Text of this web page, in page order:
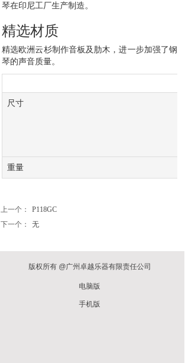
琴在印尼工厂生产制造。
精选材质
精选欧洲云杉制作音板及肋木，进一步加强了钢
琴的声音质量。
尺寸
重量
上一个：
P118GC
下一个：
无
手机版
版权所有 @广州卓越乐器有限责任公司
电脑版